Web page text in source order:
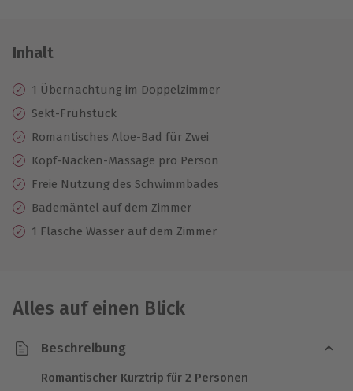
3 Jahre gültig & verlängerbar.
Inhalt
1 Übernachtung im Doppelzimmer
Sekt-Frühstück
Romantisches Aloe-Bad für Zwei
Kopf-Nacken-Massage pro Person
Freie Nutzung des Schwimmbades
Bademäntel auf dem Zimmer
1 Flasche Wasser auf dem Zimmer
Alles auf einen Blick
Beschreibung
Romantischer Kurztrip für 2 Personen